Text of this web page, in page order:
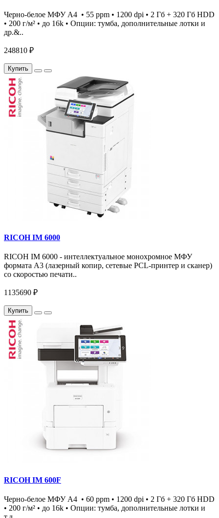
Черно-белое МФУ А4 • 55 ppm • 1200 dpi • 2 Гб + 320 Гб HDD
• 200 г/м² • до 16k • Опции: тумба, дополнительные лотки и
др.&..
248810 ₽
Купить
RICOH IM 6000
RICOH IM 6000 - интеллектуальное монохромное МФУ
формата А3 (лазерный копир, сетевые PCL-принтер и сканер)
со скоростью печати..
1135690 ₽
Купить
RICOH IM 600F
Черно-белое МФУ А4 • 60 ppm • 1200 dpi • 2 Гб + 320 Гб HDD
• 200 г/м² • до 16k • Опции: тумба, дополнительные лотки и